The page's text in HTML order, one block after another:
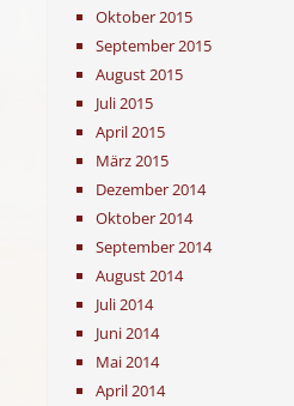
Oktober 2015
September 2015
August 2015
Juli 2015
April 2015
März 2015
Dezember 2014
Oktober 2014
September 2014
August 2014
Juli 2014
Juni 2014
Mai 2014
April 2014